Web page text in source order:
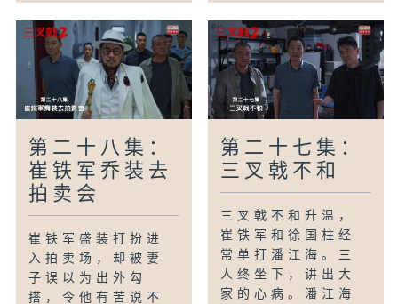
第二十八集：
崔铁军乔装去
拍卖会
崔铁军盛装打扮进
入拍卖场，却被妻
子误以为出外勾
搭，令他有苦说不
第二十七集：
三叉戟不和
三叉戟不和升温，
崔铁军和徐国柱经
常单打潘江海。三
人终坐下，讲出大
家的心病。潘江海